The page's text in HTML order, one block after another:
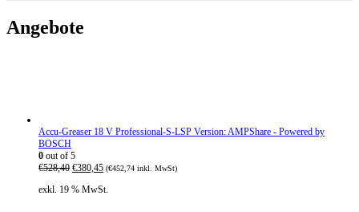
Angebote
Accu-Greaser 18 V Professional-S-LSP Version: AMPShare - Powered by
BOSCH
0 out of 5
€528,40 U
s
€380,45A
t
(€452,74 inkl. MwSt)
exkl. 19 % MwSt.